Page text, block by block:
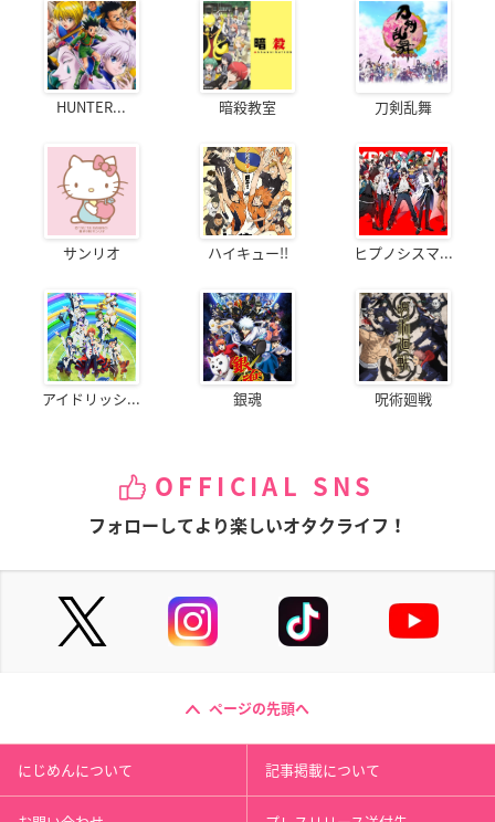
HUNTER... 暗殺教室 刀剣乱舞
サンリオ ハイキュー!! ヒプノシスマ...
アイドリッシ... 銀魂 呪術廻戦
OFFICIAL SNS
フォローしてより楽しいオタクライフ！
ページの先頭へ
にじめんについて 記事掲載について